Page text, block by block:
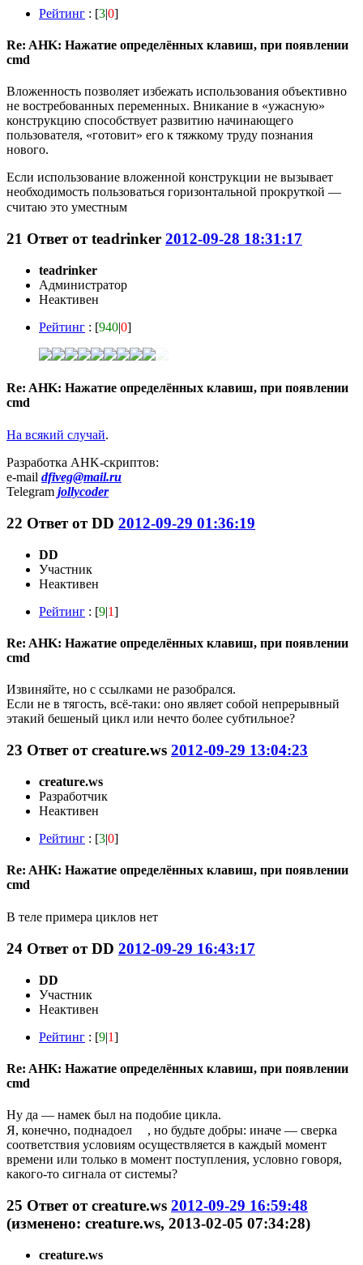
Рейтинг : [3|0]
Re: AHK: Нажатие определённых клавиш, при появлении
cmd
Вложенность позволяет избежать использования объективно
не востребованных переменных. Вникание в «ужасную»
конструкцию способствует развитию начинающего
пользователя, «готовит» его к тяжкому труду познания
нового.
Если использование вложенной конструкции не вызывает
необходимость пользоваться горизонтальной прокруткой —
считаю это уместным
21 Ответ отteadrinker 2012-09-28 18:31:17
teadrinker
Администратор
Неактивен
Рейтинг : [940|0]
Re: AHK: Нажатие определённых клавиш, при появлении
cmd
На всякий случай.
Разработка AHK-скриптов:
e-mail dfiveg@mail.ru
Telegram jollycoder
22 Ответ отDD 2012-09-29 01:36:19
DD
Участник
Неактивен
Рейтинг : [9|1]
Re: AHK: Нажатие определённых клавиш, при появлении
cmd
Извиняйте, но с ссылками не разобрался.
Если не в тягость, всё-таки: оно являет собой непрерывный
этакий бешеный цикл или нечто более субтильное?
23 Ответ отcreature.ws 2012-09-29 13:04:23
creature.ws
Разработчик
Неактивен
Рейтинг : [3|0]
Re: AHK: Нажатие определённых клавиш, при появлении
cmd
В теле примера циклов нет
24 Ответ отDD 2012-09-29 16:43:17
DD
Участник
Неактивен
Рейтинг : [9|1]
Re: AHK: Нажатие определённых клавиш, при появлении
cmd
Ну да — намек был на подобие цикла.
Я, конечно, поднадоел
, но будьте добры: иначе — сверка
соответствия условиям осуществляется в каждый момент
времени или только в момент поступления, условно говоря,
какого-то сигнала от системы?
25 Ответ отcreature.ws 2012-09-29 16:59:48
(изменено: creature.ws, 2013-02-05 07:34:28)
creature.ws